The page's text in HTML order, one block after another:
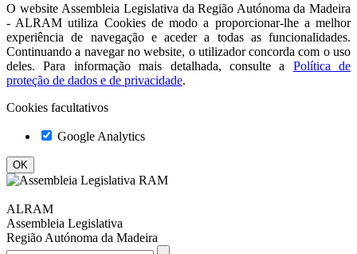
O website Assembleia Legislativa da Região Autónoma da Madeira
- ALRAM utiliza Cookies de modo a proporcionar-lhe a melhor
experiência de navegação e aceder a todas as funcionalidades.
Continuando a navegar no website, o utilizador concorda com o uso
deles. Para informação mais detalhada, consulte a
Política de
proteção de dados e de privacidade.
Cookies facultativos
Google Analytics
ALRAM
Assembleia Legislativa
Região Autónoma da Madeira